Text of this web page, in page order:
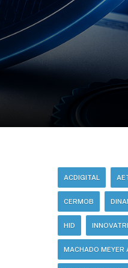
ACDIGITAL
CERMOB
HID
MACHADO MEYER